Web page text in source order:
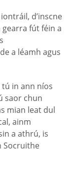
d’inscne
fút féin a
a léamh agus
in ann níos
saor chun
mian leat dul
ainm
a athrú, is
Socruithe